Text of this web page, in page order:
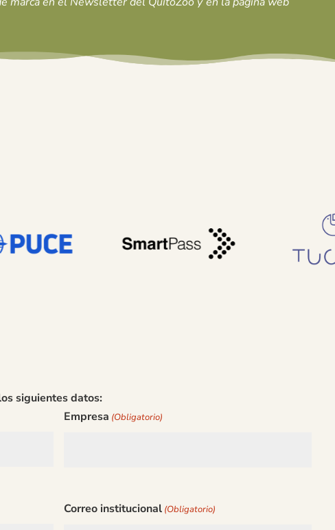
siguientes datos:
Empresa (Obligatorio)
Correo institucional (Obligatorio)